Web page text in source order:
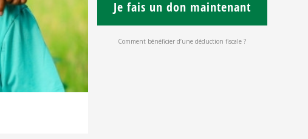
Je fais un don maintenant
Comment bénéficier d’une déduction fiscale ?